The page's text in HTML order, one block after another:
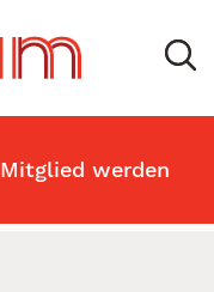
Mitglied werden